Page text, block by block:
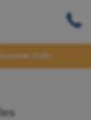
Demande d'info